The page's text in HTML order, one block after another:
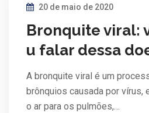
20 de maio de 2020
Bronquite viral:
u falar dessa
A bronquite viral é um
brônquios causada por vírus,
o ar para os pulmões,…